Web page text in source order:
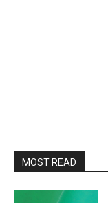
MOST READ